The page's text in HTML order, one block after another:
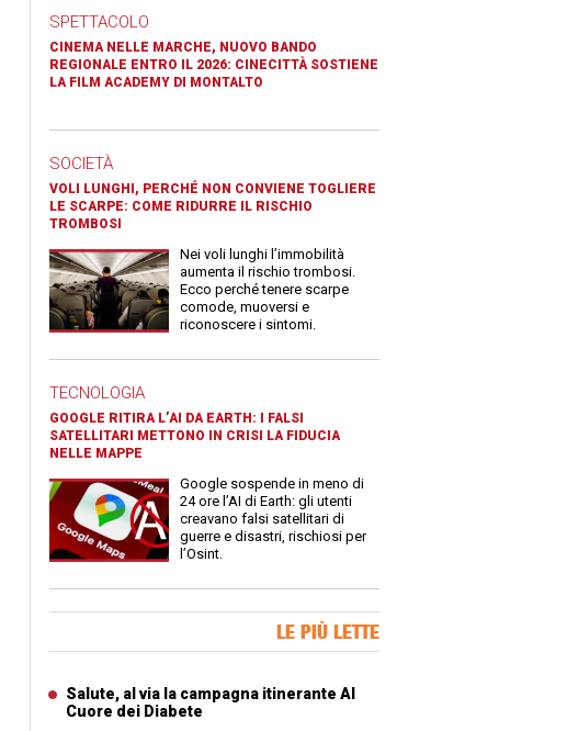
SPETTACOLO
CINEMA NELLE MARCHE, NUOVO BANDO
REGIONALE ENTRO IL 2026: CINECITTÀ SOSTIENE
LA FILM ACADEMY DI MONTALTO
SOCIETÀ
VOLI LUNGHI, PERCHÉ NON CONVIENE TOGLIERE
LE SCARPE: COME RIDURRE IL RISCHIO
TROMBOSI
Nei voli lunghi l’immobilità
aumenta il rischio trombosi.
Ecco perché tenere scarpe
comode, muoversi e
riconoscere i sintomi.
TECNOLOGIA
GOOGLE RITIRA L’AI DA EARTH: I FALSI
SATELLITARI METTONO IN CRISI LA FIDUCIA
NELLE MAPPE
Google sospende in meno di
24 ore l’AI di Earth: gli utenti
creavano falsi satellitari di
guerre e disastri, rischiosi per
l’Osint.
LE PIÙ LETTE
Salute, al via la campagna itinerante Al
Cuore dei Diabete